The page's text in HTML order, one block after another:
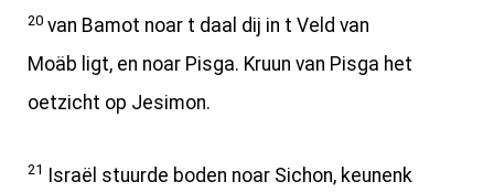
20 van Bamot noar t daal dij in t Veld van
Moäb ligt, en noar Pisga. Kruun van Pisga het
oetzicht op Jesimon.
21 Israël stuurde boden noar Sichon, keunenk